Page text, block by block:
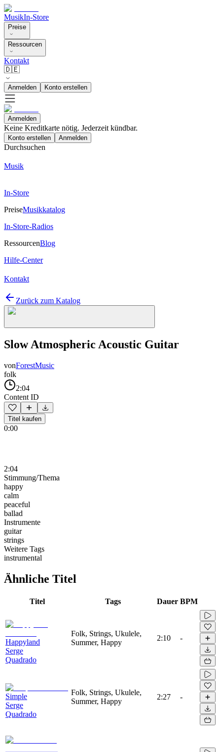
MusikIn-Store
Preise
Ressourcen
Kontakt
🇩🇪
Anmelden Konto erstellen
Anmelden
Keine Kreditkarte nötig. Jederzeit kündbar.
Konto erstellen Anmelden
Durchsuchen
Musik
In-Store
PreiseMusikkatalog
In-Store-Radios
RessourcenBlog
Hilfe-Center
Kontakt
Zurück zum Katalog
Slow Atmospheric Acoustic Guitar
vonForestMusic
folk
2:04
Content ID
Titel kaufen
0:00
2:04
Stimmung/Thema
happy
calm
peaceful
ballad
Instrumente
guitar
strings
Weitere Tags
instrumental
Ähnliche Titel
Titel Tags Dauer BPM
Happyland
Serge
Quadrado
Folk, Strings, Ukulele,
Summer, Happy
2:10 -
Simple
Serge
Quadrado
Folk, Strings, Ukulele,
Summer, Happy
2:27 -